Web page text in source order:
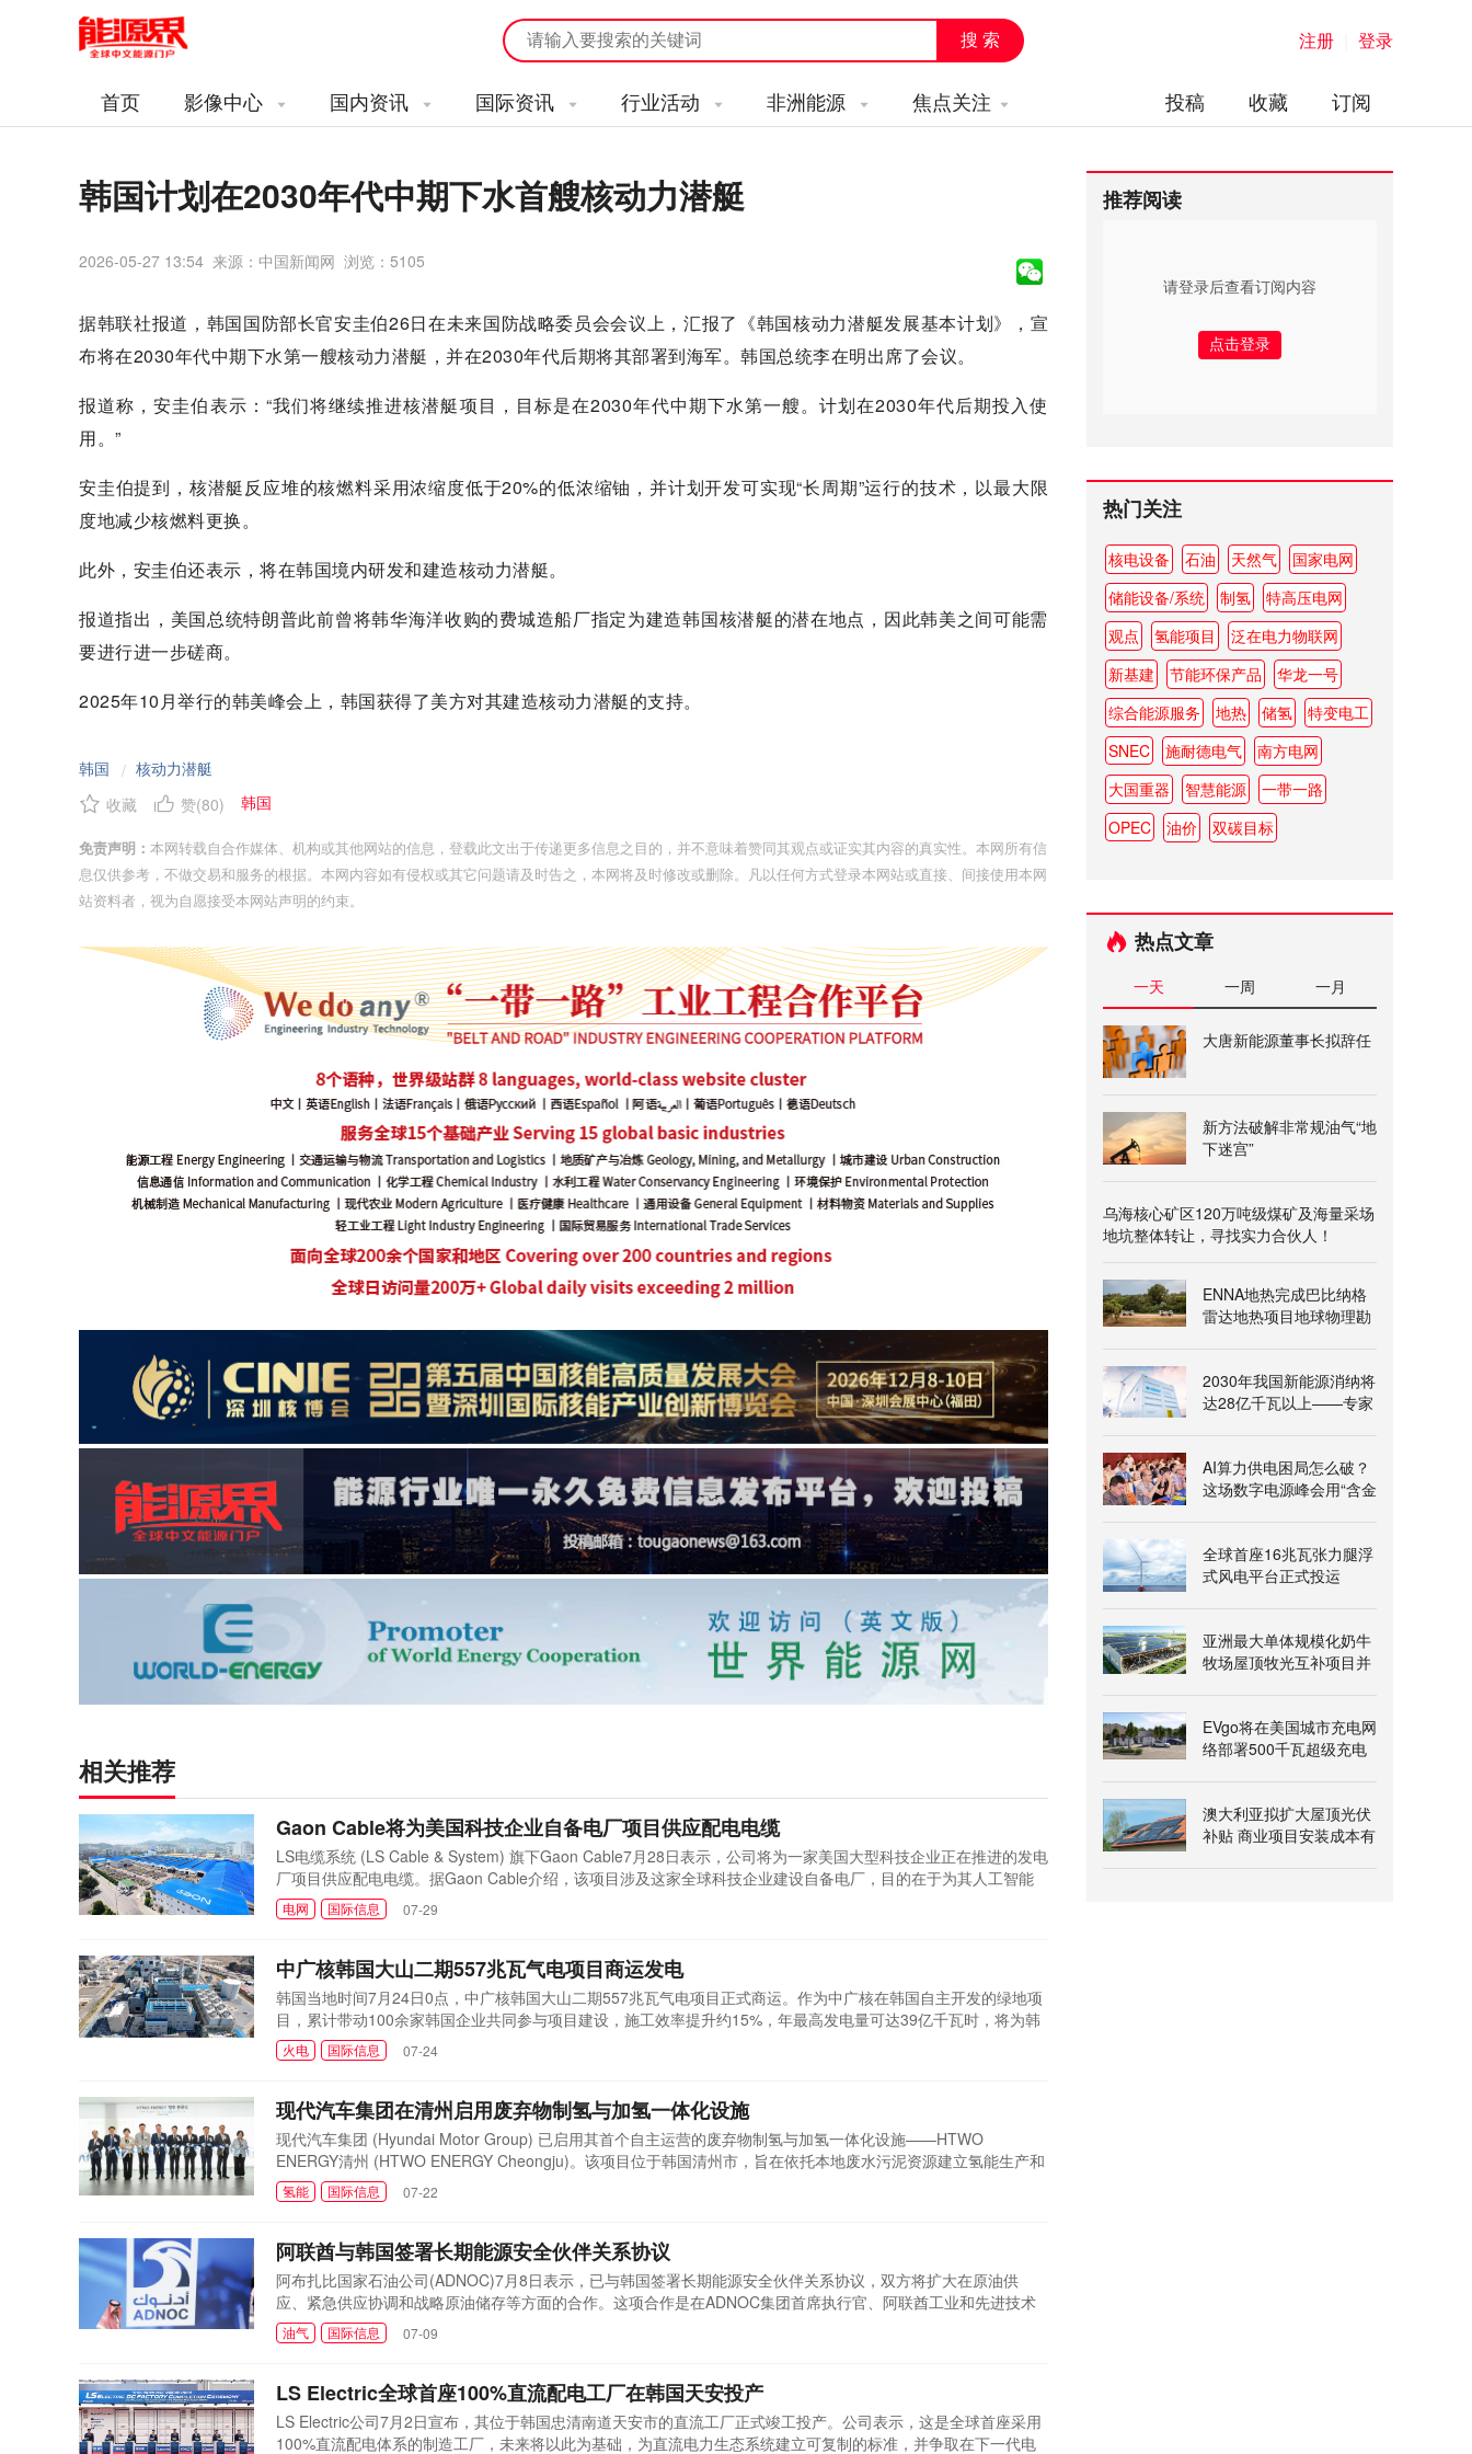
注册 登录
首页 影像中心 国内资讯 国际资讯 行业活动 非洲能源 焦点关注 订阅
收藏
投稿
韩国计划在2030年代中期下水首艘核动力潜艇
2026-05-27 13:54 来源：中国新闻网 浏览： 5105
据韩联社报道，韩国国防部长官安圭伯26日在未来国防战略委员会会议上，汇报了《韩国核动力潜艇发展基本计划》，宣
布将在2030年代中期下水第一艘核动力潜艇，并在2030年代后期将其部署到海军。韩国总统李在明出席了会议。
报道称，安圭伯表示：“我们将继续推进核潜艇项目，目标是在2030年代中期下水第一艘。计划在2030年代后期投入使
用。”
安圭伯提到，核潜艇反应堆的核燃料采用浓缩度低于20%的低浓缩铀，并计划开发可实现“长周期”运行的技术，以最大限
度地减少核燃料更换。
此外，安圭伯还表示，将在韩国境内研发和建造核动力潜艇。
报道指出，美国总统特朗普此前曾将韩华海洋收购的费城造船厂指定为建造韩国核潜艇的潜在地点，因此韩美之间可能需
要进行进一步磋商。
2025年10月举行的韩美峰会上，韩国获得了美方对其建造核动力潜艇的支持。
韩国 / 核动力潜艇
收藏
赞(80) 韩国
免责声明： 本网转载自合作媒体、机构或其他网站的信息，登载此文出于传递更多信息之目的，并不意味着赞同其观点或证实其内容的真实性。本网所有信
息仅供参考，不做交易和服务的根据。本网内容如有侵权或其它问题请及时告之，本网将及时修改或删除。凡以任何方式登录本网站或直接、间接使用本网
站资料者，视为自愿接受本网站声明的约束。
相关推荐
Gaon Cable将为美国科技企业自备电厂项目供应配电电缆
LS电缆系统 (LS Cable & System) 旗下Gaon Cable7月28日表示，公司将为一家美国大型科技企业正在推进的发电
厂项目供应配电电缆。据Gaon Cable介绍，该项目涉及这家全球科技企业建设自备电厂，目的在于为其人工智能
数据中心获得稳定电力供应。Gaon Cable此次供应的配电电缆金额约为500亿韩元。此前，Gaon Cable已通过其
美国子公司LSCUS，与全球大型科技企业签订了总额超过5万亿韩元的人工智能数据中心母线槽长期供货合同。随
电网 国际信息 07-29
中广核韩国大山二期557兆瓦气电项目商运发电
韩国当地时间7月24日0点，中广核韩国大山二期557兆瓦气电项目正式商运。作为中广核在韩国自主开发的绿地项
目，累计带动100余家韩国企业共同参与项目建设，施工效率提升约15%，年最高发电量可达39亿千瓦时，将为韩
国当地电力供应提供有力支撑。大山二期项目位于韩国忠清南道瑞山市大山园区，是纳入韩国第十次电力基本规划
的重点保供项目，于2023年10月开工建设。项目建设过程中，中国广核能源国际控股有限公司下属韩国公司摒弃
火电 国际信息 07-24
现代汽车集团在清州启用废弃物制氢与加氢一体化设施
现代汽车集团 (Hyundai Motor Group) 已启用其首个自主运营的废弃物制氢与加氢一体化设施——HTWO
ENERGY清州 (HTWO ENERGY Cheongju)。该项目位于韩国清州市，旨在依托本地废水污泥资源建立氢能生产和
供应体系，减少氢气长距离运输带来的成本与供应链压力。该设施以当地废水污泥产生的沼气为原料，经提纯制得
生物甲烷，再通过生物甲烷与蒸汽反应生产氢气，同时配套碳捕集与利用、压缩、储氢和加氢等系统。项目将氢气
氢能 国际信息 07-22
阿联酋与韩国签署长期能源安全伙伴关系协议
阿布扎比国家石油公司(ADNOC)7月8日表示，已与韩国签署长期能源安全伙伴关系协议，双方将扩大在原油供
应、紧急供应协调和战略原油储存等方面的合作。这项合作是在ADNOC集团首席执行官、阿联酋工业和先进技术
部长苏丹·贾比尔访问韩国期间宣布的。根据此前协议，阿联酋曾在今年3月承诺向韩国供应最高2400万桶石油，此
次新协议是在既有合作基础上的进一步延伸。ADNOC表示，双方将寻求提高对韩国炼油厂的长期原油供应，并在
油气 国际信息 07-09
LS Electric全球首座100%直流配电工厂在韩国天安投产
LS Electric公司7月2日宣布，其位于韩国忠清南道天安市的直流工厂正式竣工投产。公司表示，这是全球首座采用
100%直流配电体系的制造工厂，未来将以此为基础，为直流电力生态系统建立可复制的标准，并争取在下一代电
推荐阅读
请登录后查看订阅内容
热门关注
核电设备 石油 天然气
国家电网
储能设备/系统
制氢
特高压电网
观点
氢能项目
泛在电力物联网
新基建
节能环保产品
华龙一号
综合能源服务
地热 储氢
特变电工
SNEC
施耐德电气
南方电网
大国重器
智慧能源
一带一路
OPEC
油价 双碳目标
热点文章
一天 一周 一月
大唐新能源董事长拟辞任
新方法破解非常规油气“地
下迷宫”
乌海核心矿区120万吨级煤矿及海量采场
地坑整体转让，寻找实力合伙人！
ENNA地热完成巴比纳格
雷达地热项目地球物理勘
2030年我国新能源消纳将
达28亿千瓦以上——专家
AI算力供电困局怎么破？
这场数字电源峰会用“含金
全球首座16兆瓦张力腿浮
式风电平台正式投运
亚洲最大单体规模化奶牛
牧场屋顶牧光互补项目并
EVgo将在美国城市充电网
络部署500千瓦超级充电
澳大利亚拟扩大屋顶光伏
补贴 商业项目安装成本有